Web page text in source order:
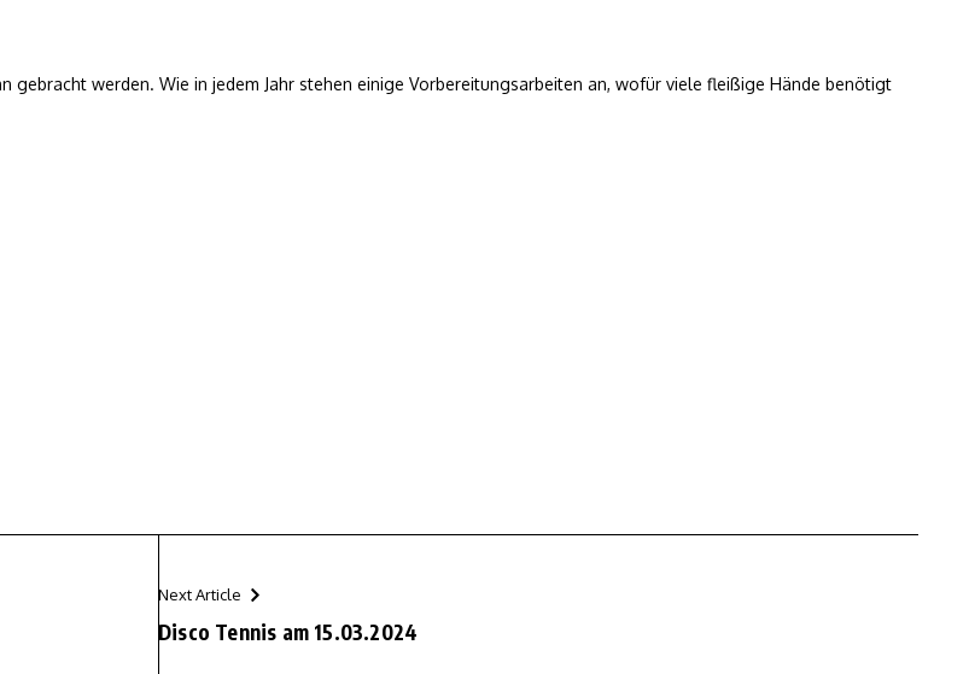
gebracht werden. Wie in jedem Jahr stehen einige Vorbereitungsarbeiten an, wofür viele fleißige Hände benötigt
Next Article
Disco Tennis am 15.03.2024